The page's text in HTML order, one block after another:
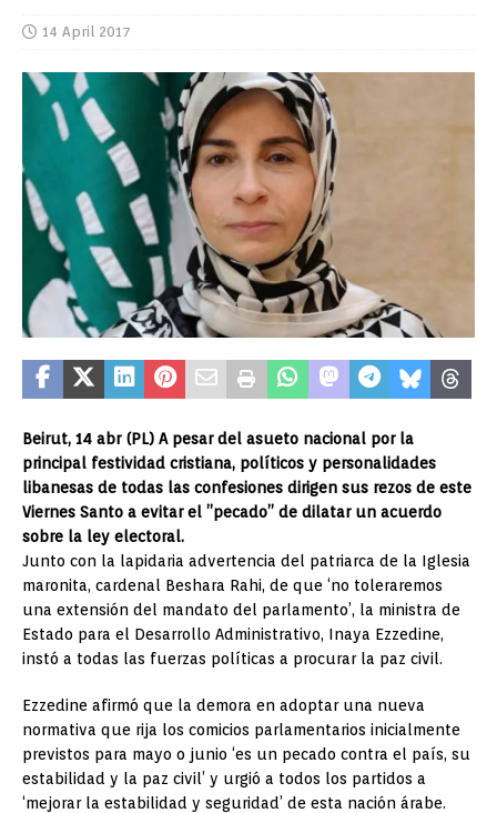
14 April 2017
Beirut, 14 abr (PL) A pesar del asueto nacional por la
principal festividad cristiana, políticos y personalidades
libanesas de todas las confesiones dirigen sus rezos de este
Viernes Santo a evitar el ”pecado” de dilatar un acuerdo
sobre la ley electoral.
Junto con la lapidaria advertencia del patriarca de la Iglesia
maronita, cardenal Beshara Rahi, de que ‘no toleraremos
una extensión del mandato del parlamento’, la ministra de
Estado para el Desarrollo Administrativo, Inaya Ezzedine,
instó a todas las fuerzas políticas a procurar la paz civil.
Ezzedine afirmó que la demora en adoptar una nueva
normativa que rija los comicios parlamentarios inicialmente
previstos para mayo o junio ‘es un pecado contra el país, su
estabilidad y la paz civil’ y urgió a todos los partidos a
‘mejorar la estabilidad y seguridad’ de esta nación árabe.